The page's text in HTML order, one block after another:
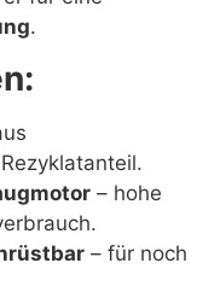
.
– hohe
– für noch